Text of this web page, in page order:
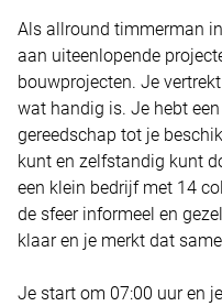
Als allround timmerman
aan uiteenlopende
bouwprojecten. Je
wat handig is. Je hebt
gereedschap tot je
kunt en zelfstandig kunt
een klein bedrijf met 14
de sfeer informeel en
klaar en je merkt dat
Je start om 07:00 uur en